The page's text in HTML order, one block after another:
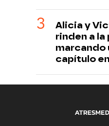
Alicia y
rinden a la
marcando
capítulo